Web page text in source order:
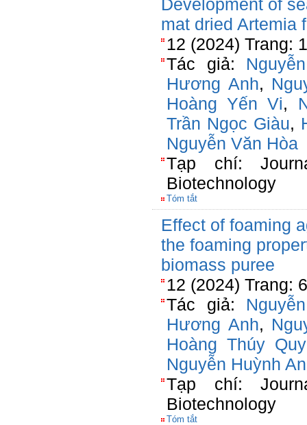
Development of
mat dried Artemia
12 (2024) Trang:
Tác giả:
Hương Anh,
Hoàng Yến Vi,
Trần Ngọc Giàu,
Nguyễn Văn Hòa
Tạp chí:
Biotechnology
Tóm tắt
Effect of foaming
the foaming
biomass puree
12 (2024) Trang:
Tác giả:
Hương Anh,
Hoàng Thúy
Nguyễn Huỳnh
Tạp chí:
Biotechnology
Tóm tắt